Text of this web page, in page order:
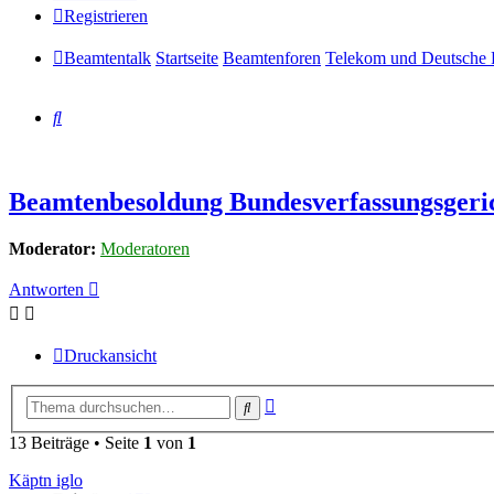
Registrieren
Beamtentalk Startseite Beamtenforen Telekom und Deutsche
Suche
Beamtenbesoldung
Moderator: Moderatoren
Antworten
Druckansicht
Suche
13 Beiträge • Seite 1 von 1
Käptn iglo